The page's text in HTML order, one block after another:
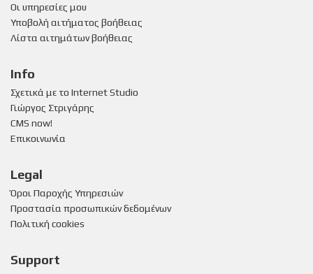
Οι υπηρεσίες μου
Υποβολή αιτήματος βοήθειας
Λίστα αιτημάτων βοήθειας
Info
Σχετικά με το Internet Studio
Γιώργος Στριγάρης
CMS now!
Επικοινωνία
Legal
Όροι Παροχής Υπηρεσιών
Προστασία προσωπικών δεδομένων
Πολιτική cookies
Support